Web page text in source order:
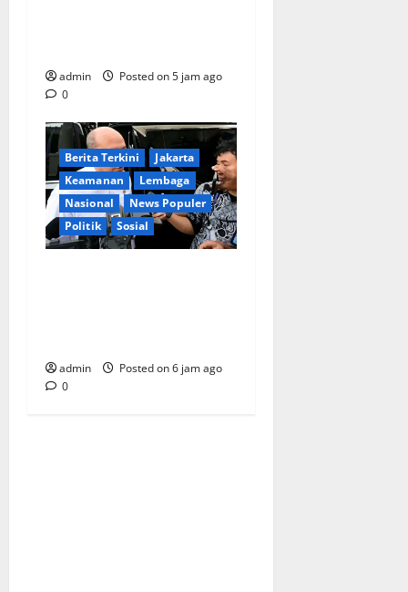
admin
Posted on 5 jam ago
0
Berita Terkini
Jakarta
Keamanan
Lembaga
Nasional
News Populer
Politik
Sosial
admin
Posted on 6 jam ago
0